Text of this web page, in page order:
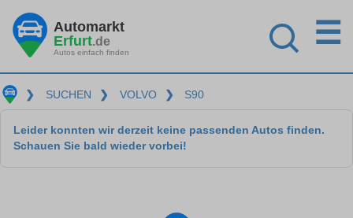
Automarkt
Erfurt.de
Autos einfach finden
☰
❯ SUCHEN ❯ VOLVO ❯ S90
Leider konnten wir derzeit keine passenden Autos finden.
Schauen Sie bald wieder vorbei!